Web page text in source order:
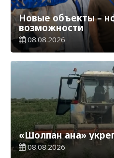
Новые объекты –
возможности
08.08.2026
«Шолпан ана»
08.08.2026